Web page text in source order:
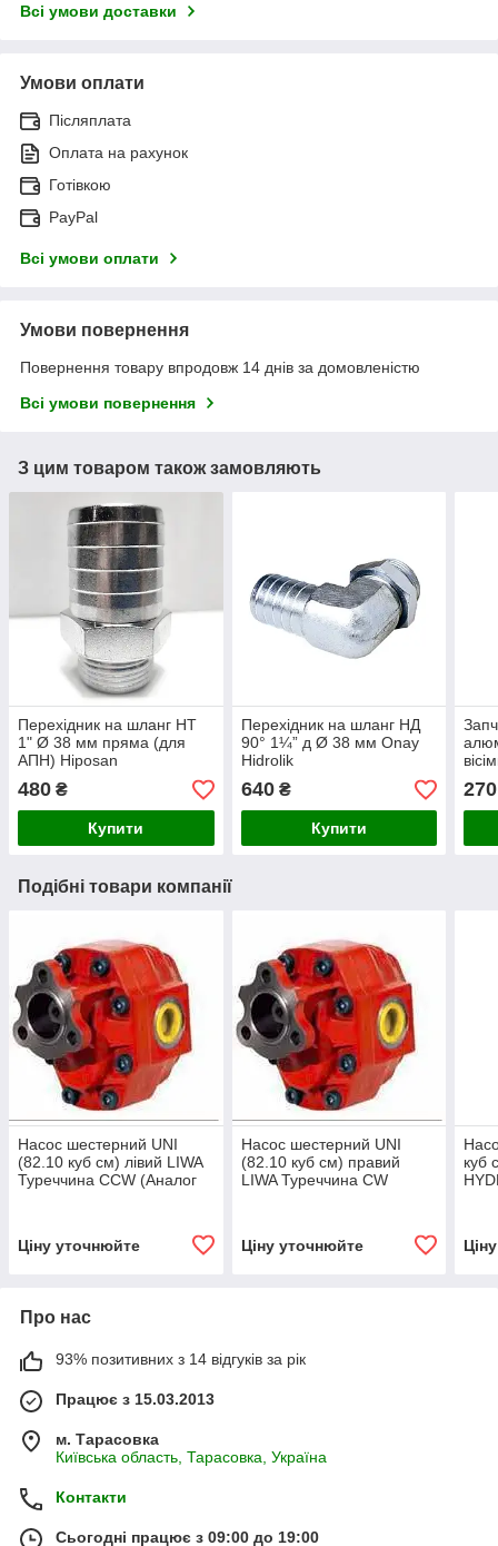
Всі умови доставки
Умови оплати
Післяплата
Оплата на рахунок
Готівкою
PayPal
Всі умови оплати
Умови повернення
Повернення товару впродовж 14 днів за домовленістю
Всі умови повернення
З цим товаром також замовляють
Перехідник на шланг НТ
1" Ø 38 мм пряма (для
АПН) Hiposan
480 ₴
Купити
Перехідник на шланг НД
90° 1¼” д Ø 38 мм Onay
Hidrolik
640₴
Купити
270
Подібні товари компанії
Насос шестерний UNI
(82.10 куб см) лівий LIWA
Туреччина СCW (Аналог
Ціну уточнюйте
Насос шестерний UNI
(82.10 куб см) правий
LIWA Туреччина СW
Ціну уточнюйте
куб
Про нас
93% позитивних з 14 відгуків за рік
Працює з 15.03.2013
м. Тарасовка
Київська область, Тарасовка, Україна
Контакти
Сьогодні працює з 09:00 до 19:00